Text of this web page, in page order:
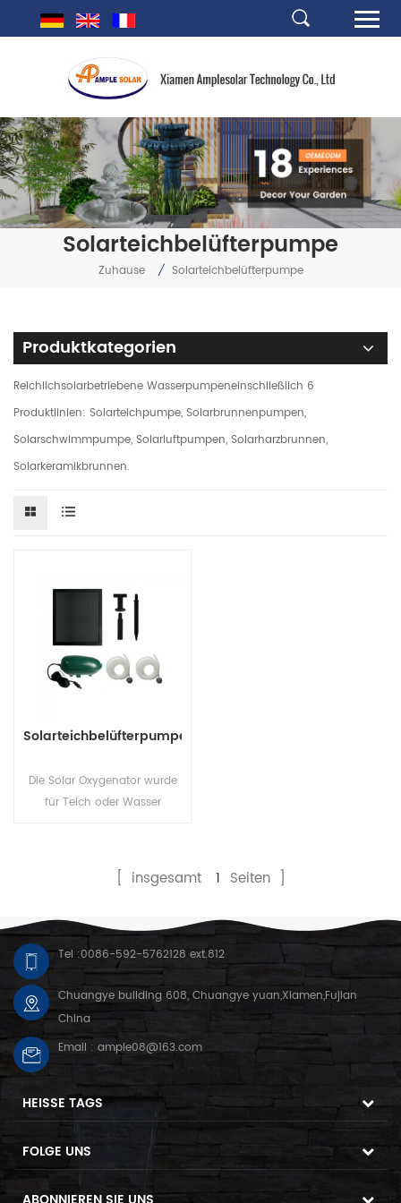
Solarteichbelüfterpumpe
Zuhause / Solarteichbelüfterpumpe
Produktkategorien
Reichlichsolarbetriebene Wasserpumpeneinschließlich 6
Produktlinien: Solarteichpumpe, Solarbrunnenpumpen,
Solarschwimmpumpe, Solarluftpumpen, Solarharzbrunnen,
Solarkeramikbrunnen.
Solarteichbelüfterpumpe
Die Solar Oxygenator wurde
für Teich oder Wasser
Luftpumpe an Die Pumpe
treibt Luft durch den
Damit die Luftpumpe
funktioniert, muss das
Solarmodul direktem
Sonnenlicht ausgesetzt
werden Die Die Leistung der
Pumpe hängt von der
Jahreszeit, dem Wetter und
der Position des Sol4
[ insgesamt 1 Seiten ]
Tel :0086-592-5762128 ext.812
Chuangye building 608, Chuangye yuan,Xiamen,Fujian
China
Email : ample08@163.com
HEISSE TAGS
FOLGE UNS